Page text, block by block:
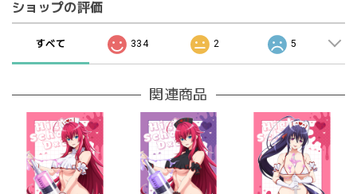
ショップの評価
すべて 334 2 5
関連商品